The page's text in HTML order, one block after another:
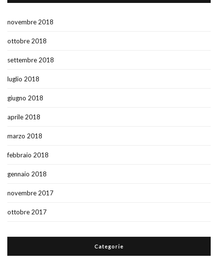
novembre 2018
ottobre 2018
settembre 2018
luglio 2018
giugno 2018
aprile 2018
marzo 2018
febbraio 2018
gennaio 2018
novembre 2017
ottobre 2017
Categorie